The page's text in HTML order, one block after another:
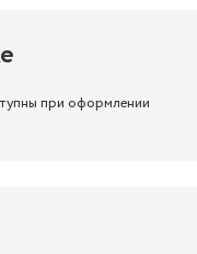
при оформлении